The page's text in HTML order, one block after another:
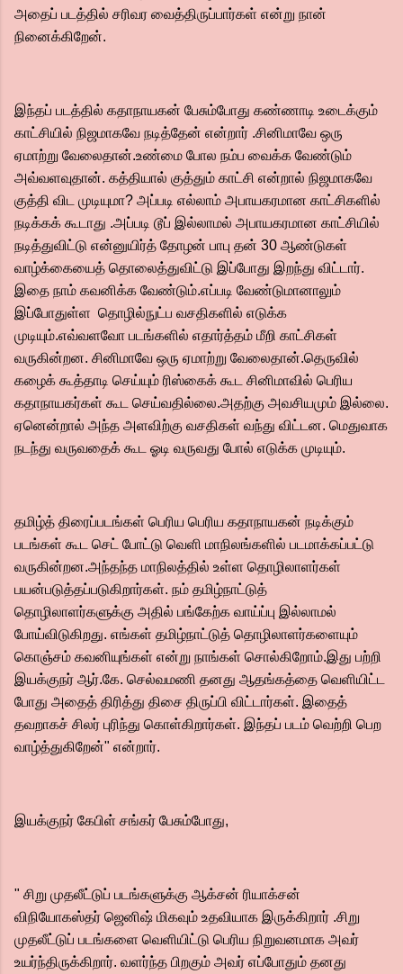
அதைப் படத்தில் சரிவர வைத்திருப்பார்கள் என்று நான்
நினைக்கிறேன்.
இந்தப் படத்தில் கதாநாயகன் பேசும்போது கண்ணாடி உடைக்கும்
காட்சியில் நிஜமாகவே நடித்தேன் என்றார் .சினிமாவே ஒரு
ஏமாற்று வேலைதான்.உண்மை போல நம்ப வைக்க வேண்டும்
அவ்வளவுதான். கத்தியால் குத்தும் காட்சி என்றால் நிஜமாகவே
குத்தி விட முடியுமா? அப்படி எல்லாம் அபாயகரமான காட்சிகளில்
நடிக்கக் கூடாது .அப்படி டூப் இல்லாமல் அபாயகரமான காட்சியில்
நடித்துவிட்டு என்னுயிர்த் தோழன் பாபு தன் 30 ஆண்டுகள்
வாழ்க்கையைத் தொலைத்துவிட்டு இப்போது இறந்து விட்டார்.
இதை நாம் கவனிக்க வேண்டும்.எப்படி வேண்டுமானாலும்
இப்போதுள்ள தொழில்நுட்ப வசதிகளில் எடுக்க
முடியும்.எவ்வளவோ படங்களில் எதார்த்தம் மீறி காட்சிகள்
வருகின்றன. சினிமாவே ஒரு ஏமாற்று வேலைதான்.தெருவில்
கழைக் கூத்தாடி செய்யும் ரிஸ்கைக் கூட சினிமாவில் பெரிய
கதாநாயகர்கள் கூட செய்வதில்லை.அதற்கு அவசியமும் இல்லை.
ஏனென்றால் அந்த அளவிற்கு வசதிகள் வந்து விட்டன. மெதுவாக
நடந்து வருவதைக் கூட ஓடி வருவது போல் எடுக்க முடியும்.
தமிழ்த் திரைப்படங்கள் பெரிய பெரிய கதாநாயகன் நடிக்கும்
படங்கள் கூட செட் போட்டு வெளி மாநிலங்களில் படமாக்கப்பட்டு
வருகின்றன.அந்தந்த மாநிலத்தில் உள்ள தொழிலாளர்கள்
பயன்படுத்தப்படுகிறார்கள். நம் தமிழ்நாட்டுத்
தொழிலாளர்களுக்கு அதில் பங்கேற்க வாய்ப்பு இல்லாமல்
போய்விடுகிறது. எங்கள் தமிழ்நாட்டுத் தொழிலாளர்களையும்
கொஞ்சம் கவனியுங்கள் என்று நாங்கள் சொல்கிறோம்.இது பற்றி
இயக்குநர் ஆர்.கே. செல்வமணி தனது ஆதங்கத்தை வெளியிட்ட
போது அதைத் திரித்து திசை திருப்பி விட்டார்கள். இதைத்
தவறாகச் சிலர் புரிந்து கொள்கிறார்கள். இந்தப் படம் வெற்றி பெற
வாழ்த்துகிறேன்" என்றார்.
இயக்குநர் கேபிள் சங்கர் பேசும்போது,
" சிறு முதலீட்டுப் படங்களுக்கு ஆக்சன் ரியாக்சன்
விநியோகஸ்தர் ஜெனிஷ் மிகவும் உதவியாக இருக்கிறார் .சிறு
முதலீட்டுப் படங்களை வெளியிட்டு பெரிய நிறுவனமாக அவர்
உயர்ந்திருக்கிறார். வளர்ந்த பிறகும் அவர் எப்போதும் தனது